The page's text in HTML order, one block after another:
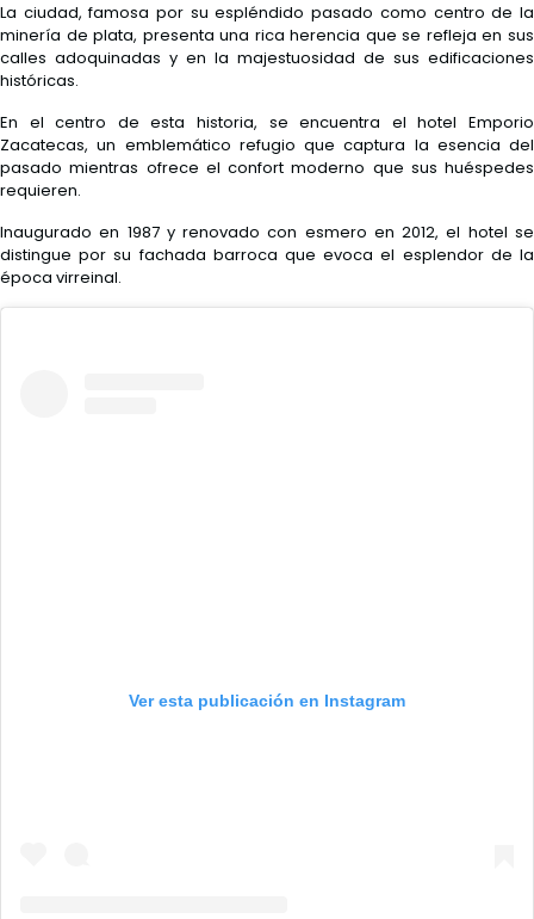
La ciudad, famosa por su espléndido pasado como centro de la
minería de plata, presenta una rica herencia que se refleja en sus
calles adoquinadas y en la majestuosidad de sus edificaciones
históricas.
En el centro de esta historia, se encuentra el hotel Emporio
Zacatecas, un emblemático refugio que captura la esencia del
pasado mientras ofrece el confort moderno que sus huéspedes
requieren.
Inaugurado en 1987 y renovado con esmero en 2012, el hotel se
distingue por su fachada barroca que evoca el esplendor de la
época virreinal.
Ver esta publicación en Instagram